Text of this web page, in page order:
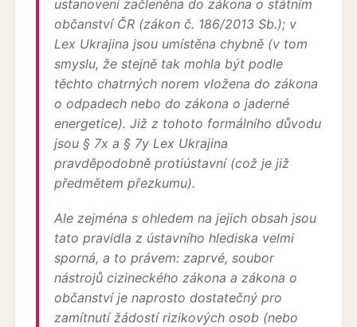
ustanovení začleněna do zákona o státním
občanství ČR (zákon č. 186/2013 Sb.); v
Lex Ukrajina jsou umístěna chybně (v tom
smyslu, že stejně tak mohla být podle
těchto chatrných norem vložena do zákona
o odpadech nebo do zákona o jaderné
energetice). Již z tohoto formálního důvodu
jsou § 7x a § 7y Lex Ukrajina
pravděpodobně protiústavní (což je již
předmětem přezkumu).
Ale zejména s ohledem na jejich obsah jsou
tato pravidla z ústavního hlediska velmi
sporná, a to právem: zaprvé, soubor
nástrojů cizineckého zákona a zákona o
občanství je naprosto dostatečný pro
zamítnutí žádostí rizikových osob (nebo